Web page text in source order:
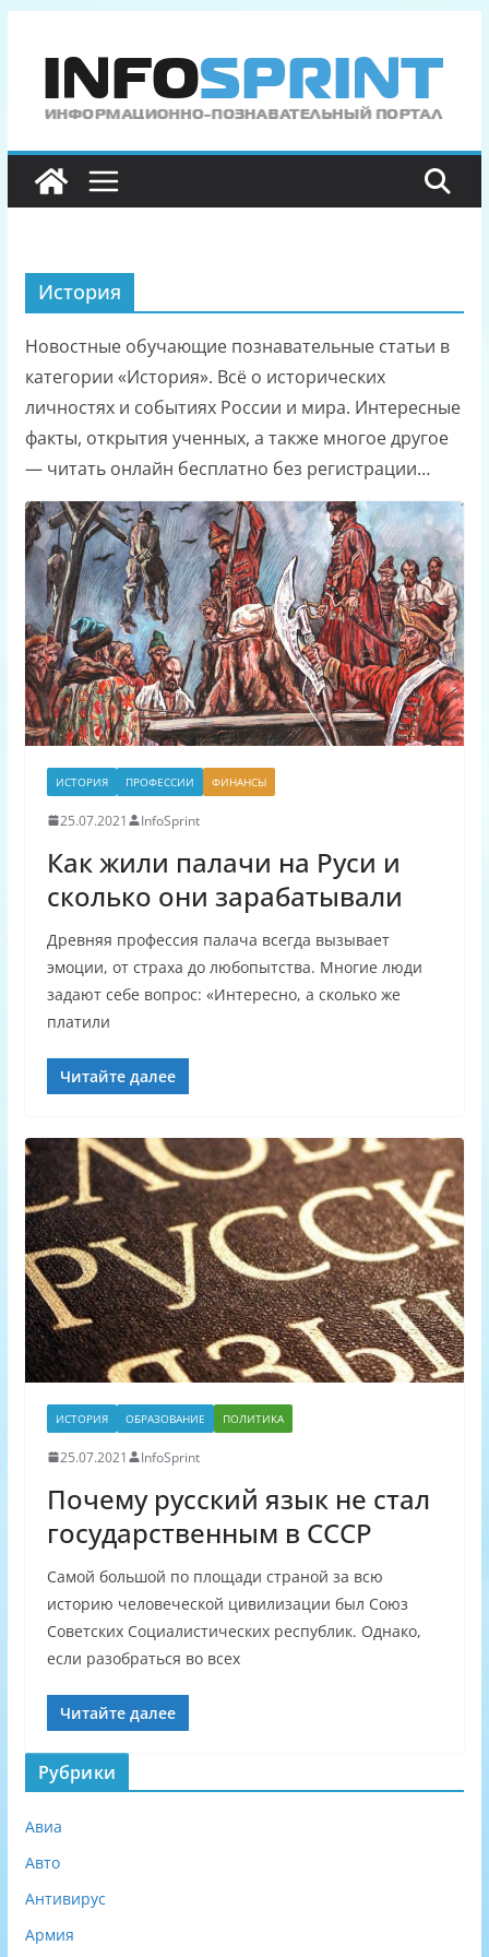
содержимому
История
Новостные обучающие познавательные статьи в
категории «История». Всё о исторических
личностях и событиях России и мира. Интересные
факты, открытия ученных, а также многое другое
— читать онлайн бесплатно без регистрации…
ИСТОРИЯ ПРОФЕССИИ ФИНАНСЫ
25.07.2021 InfoSprint
Как жили палачи на Руси и
сколько они зарабатывали
Древняя профессия палача всегда вызывает
эмоции, от страха до любопытства. Многие люди
задают себе вопрос: «Интересно, а сколько же
платили
Читайте далее
ИСТОРИЯ ОБРАЗОВАНИЕ ПОЛИТИКА
25.07.2021 InfoSprint
Почему русский язык не стал
государственным в СССР
Самой большой по площади страной за всю
историю человеческой цивилизации был Союз
Советских Социалистических республик. Однако,
если разобраться во всех
Читайте далее
Рубрики
Авиа
Авто
Антивирус
Армия